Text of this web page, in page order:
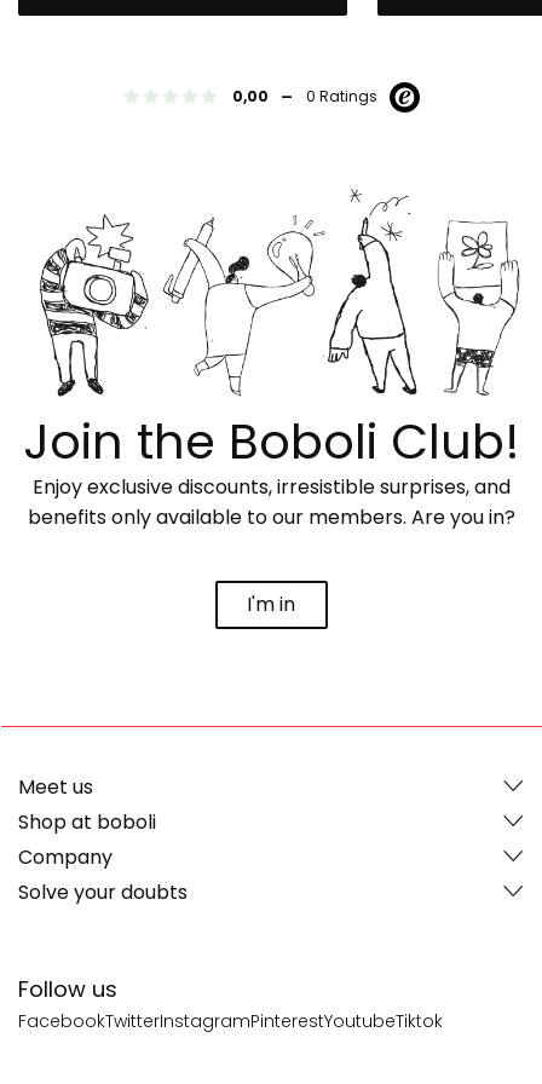
0,00 - 0 Ratings
Join the Boboli Club!
Enjoy exclusive discounts, irresistible surprises, and
benefits only available to our members. Are you in?
I'm in
Follow us
FacebookTwitterInstagramPinterestYoutubeTiktok
Meet us
Shop at boboli
Company
Solve your doubts